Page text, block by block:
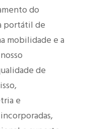
do
portátil de
mobilidade e a
de
e